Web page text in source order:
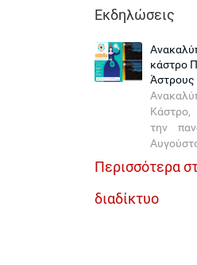
Εκδηλώσεις
κάστρο
Άστρους
την
Περισσότερα
διαδίκτυο